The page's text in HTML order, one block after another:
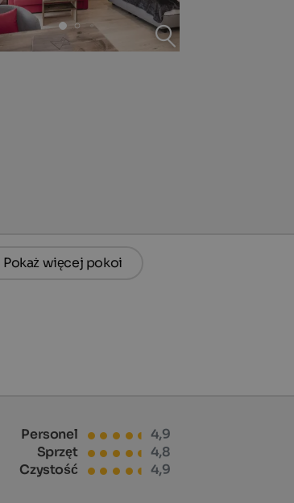
Pokaż więcej pokoi
Personel
4,9
Sprzęt
4,8
Czystość
4,9